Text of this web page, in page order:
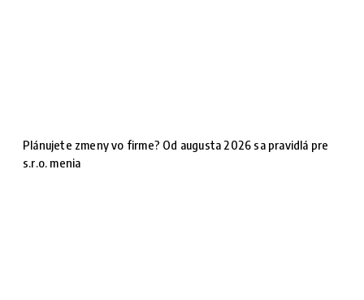
Plánujete zmeny vo firme? Od augusta 2026 sa pravidlá pre
s.r.o. menia